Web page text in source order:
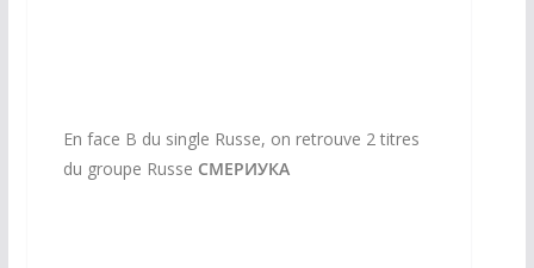
En face B du single Russe, on retrouve 2 titres
du groupe Russe СМЕРИУКА